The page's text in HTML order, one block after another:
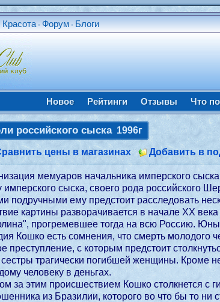
Красота •Форум • Блоги
Новое Рейтинги Отзывы Что
российского сыска 1996г
цены в магазинах Добавить в
мемуаров начальника имперского
имперского сыска, своего рода российского
подручными ему предстоит расследовать
картины разворачивается в начале XX
прогремевшее тогда на всю Россию.
Кошко есть сомнения, что смерть молодого
преступление, с которым предстоит
трагически погибшей женщины. Кроме
человеку в деньгах.
за этим происшествием Кошко столкнется с
из Бразилии, которого во что бы то ни